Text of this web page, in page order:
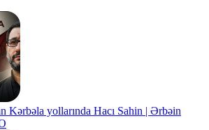
Kərbəla yollarında Hacı Sahin | Ərbəin